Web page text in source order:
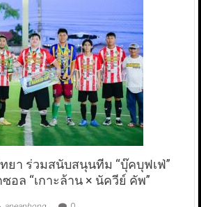
ยา ร่วมสนับสนุนทีม “บุ๊คบุฟเฟ่”
อล “เกาะล้าน × นัควีย์ คัพ”